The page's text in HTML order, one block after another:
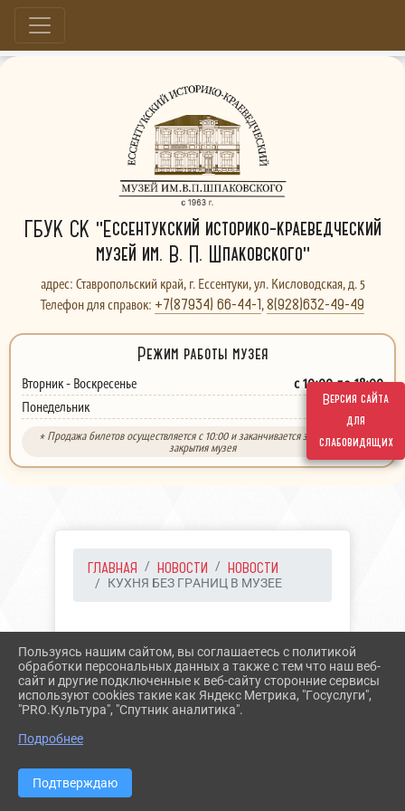
Версия сайта
для
слабовидящих
Больше, чем музей...
ГБУК СК "Ессентукский историко-краеведческий
музей им. В. П. Шпаковского"
адрес: Ставропольский край, г. Ессентуки, ул. Кисловодская, д. 5
Телефон для справок: +7(87934) 66-44-1,8(928)632-49-49
Режим работы музея
Вторник - Воскресенье с 10:00 до 18:00
Понедельник выходной
* Продажа билетов осуществляется с 10:00 и заканчивается за 30 минут до
закрытия музея
ГЛАВНАЯ НОВОСТИ НОВОСТИ
КУХНЯ БЕЗ ГРАНИЦ В МУЗЕЕ
КУХНЯ БЕЗ ГРАНИЦ В
МУЗЕЕ
Пользуясь нашим сайтом, вы соглашаетесь с политикой
обработки персональных данных а также с тем что наш веб-
сайт и другие подключенные к веб-сайту сторонние сервисы
используют cookies такие как Яндекс Метрика, "Госуслуги",
"PRO.Культура", "Спутник аналитика".
Подробнее
Подтверждаю